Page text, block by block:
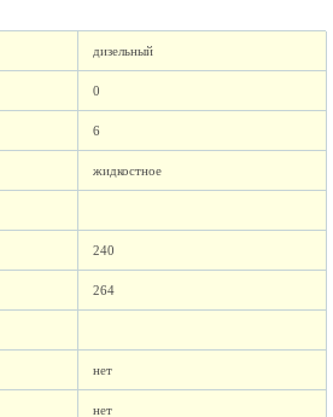
дизельный
0
6
жидкостное
240
264
нет
нет